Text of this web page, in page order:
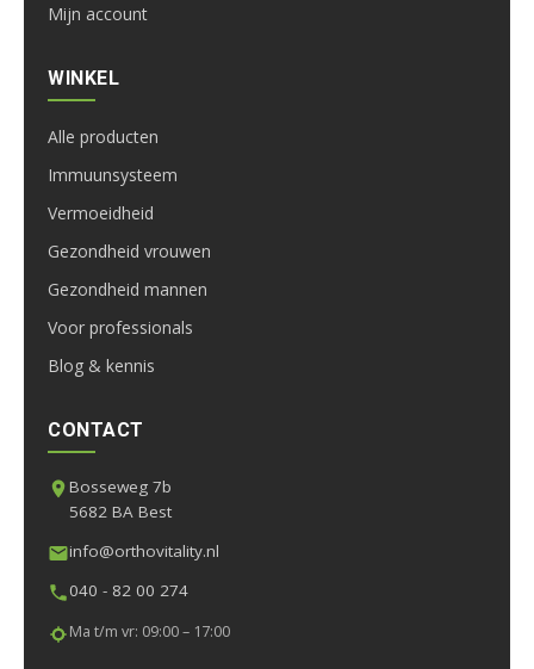
Mijn account
WINKEL
Alle producten
Immuunsysteem
Vermoeidheid
Gezondheid vrouwen
Gezondheid mannen
Voor professionals
Blog & kennis
CONTACT
Bosseweg 7b
5682 BA Best
info@orthovitality.nl
040 - 82 00 274
Ma t/m vr: 09:00 – 17:00